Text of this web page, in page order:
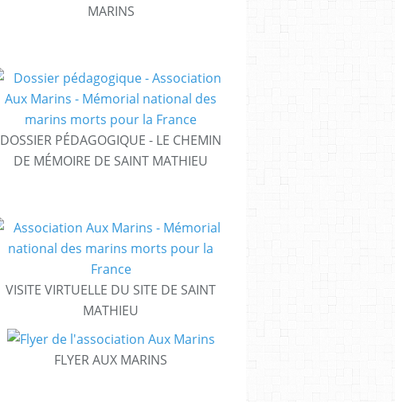
MARINS
DOSSIER PÉDAGOGIQUE - LE CHEMIN
DE MÉMOIRE DE SAINT MATHIEU
VISITE VIRTUELLE DU SITE DE SAINT
MATHIEU
FLYER AUX MARINS